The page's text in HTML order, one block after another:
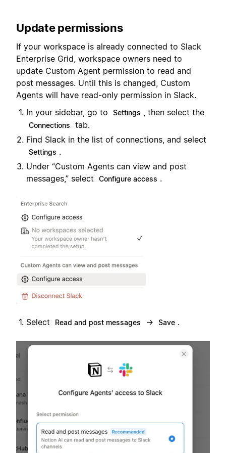
Update permissions
If your workspace is already connected to Slack
Enterprise Grid, workspace owners need to
update Custom Agent permission to read and
post messages. Until this is changed, Custom
Agents will have read-only permission in Slack.
In your sidebar, go to
Settings , then select the
Connections
tab.
Find Slack in the list of connections, and select
Settings .
Under “Custom Agents can view and post
messages,” select
Configure access .
Select Read and post messages → Save .